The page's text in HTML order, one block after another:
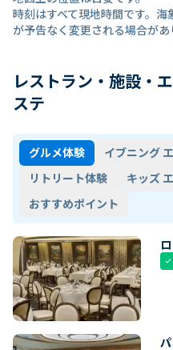
時刻はすべて現地時間です。
が予告なく変更される場合があ
レストラン・施設・
ステ
グルメ体験
イブニング
リトリート体験
キッズ
おすすめポイント
check